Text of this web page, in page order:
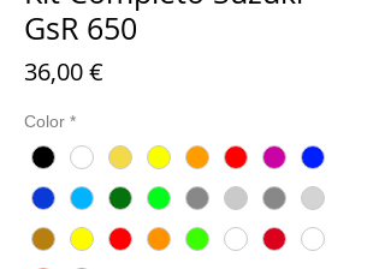
GsR 650
36,00 €
Color *